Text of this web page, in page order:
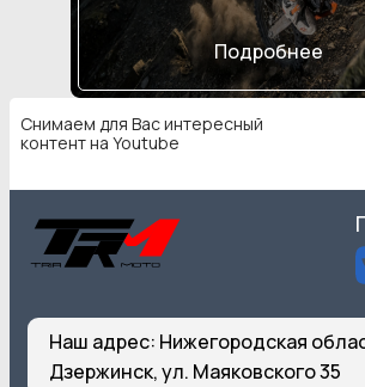
Подробнее
Снимаем для Вас интересный
контент на Youtube
Наш адрес: Нижегородская
Дзержинск, ул. Маяковского 35